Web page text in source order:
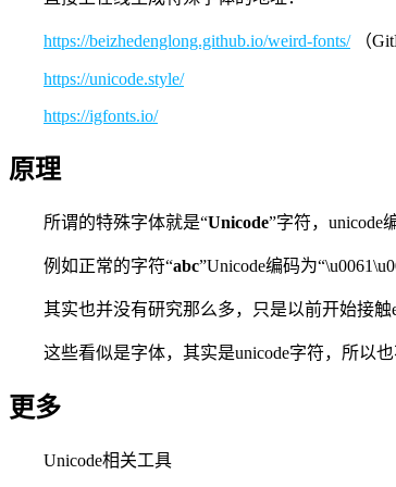
https://beizhedenglong.github.io/weird-fonts/（
https://unicode.style/
https://igfonts.io/
原理
所谓的特殊字体就是“Unicode”字符，unicode
例如正常的字符“abc”Unicode编码为
其实也并没有研究那么多，只是以前开始接触
这些看似是字体，其实是unicode字符，所以也
更多
Unicode相关工具